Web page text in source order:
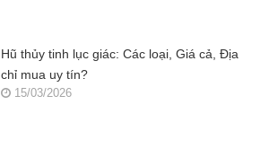
Hũ thủy tinh lục giác: Các loại, Giá cả, Địa
chỉ mua uy tín?
15/03/2026